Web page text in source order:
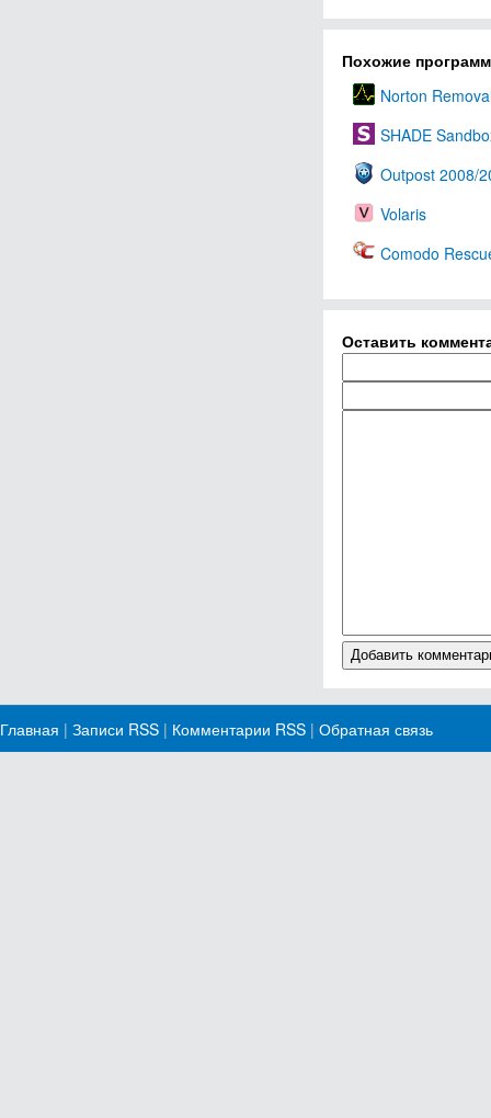
Похожие
Norton
SHADE
Outpost 2008/
Volaris
Comodo
Оставить
Главная | Записи RSS | Комментарии RSS | Обратная связь